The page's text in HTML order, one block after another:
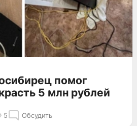
помог
5 млн рублей
5 Обсудить